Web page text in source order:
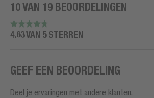
10 VAN 19 BEOORDELINGEN
4.63 VAN 5 STERREN
GEEF EEN BEOORDELING
Deel je ervaringen met andere klanten.